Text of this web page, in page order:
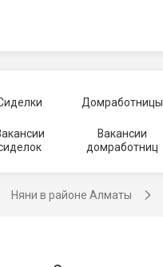
Домработницы
Вакансии
домработниц
Няни в районе Алматы